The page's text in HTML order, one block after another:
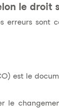
le droit
sont
est le
le